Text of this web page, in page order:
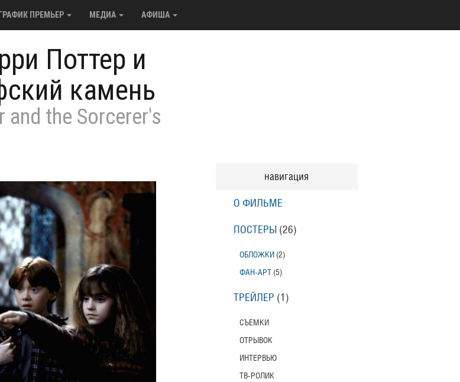
ГРАФИК ПРЕМЬЕР МЕДИА АФИША
Поттер и
камень
and the Sorcerer's
навигация
О ФИЛЬМЕ
ПОСТЕРЫ (26)
ОБЛОЖКИ (2)
ФАН-АРТ (5)
ТРЕЙЛЕР (1)
СЪЕМКИ
ОТРЫВОК
ИНТЕРВЬЮ
ТВ-РОЛИК